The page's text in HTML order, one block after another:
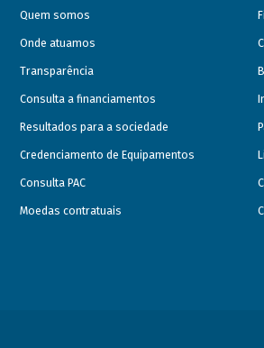
Quem somos
Onde atuamos
Transparência
Consulta a financiamentos
Resultados para a sociedade
Credenciamento de Equipamentos
Consulta PAC
Moedas contratuais